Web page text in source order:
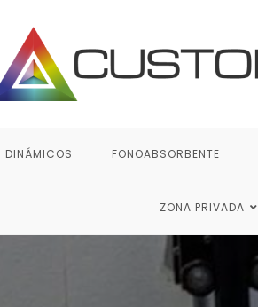
DINÁMICOS FONOABSORBENTE
ZONA PRIVADA